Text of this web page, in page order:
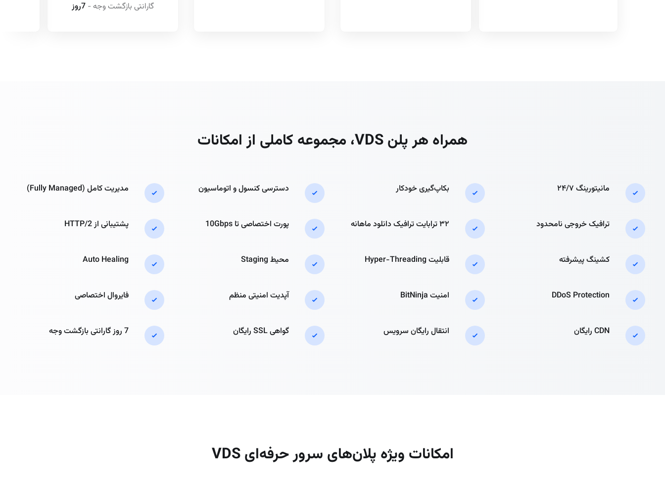
گارانتی بازگشت وجه - 7روز
همراه هر پلن VDS، مجموعه کاملی از امکانات
مانیتورینگ ۲۴/۷ بکاپ‌گیری خودکار دسترسی کنسول و اتوماسیون مدیریت کامل (Fully Managed)
ترافیک خروجی نامحدود ۳۲ ترابایت ترافیک دانلود ماهانه پورت اختصاصی تا 10Gbps پشتیبانی از HTTP/2
کشینگ پیشرفته قابلیت Hyper-Threading محیط Staging Auto Healing
DDoS Protection امنیت BitNinja آپدیت امنیتی منظم فایروال اختصاصی
CDN رایگان انتقال رایگان سرویس گواهی SSL رایگان 7 روز گارانتی بازگشت وجه
امکانات ویژه پلان‌های سرور حرفه‌ای VDS